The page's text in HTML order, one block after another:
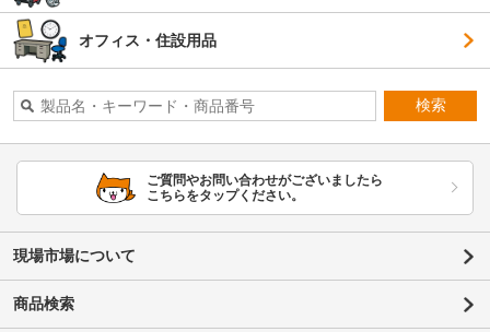
オフィス・住設用品
検索
ご質問やお問い合わせがございましたら
こちらをタップください。
現場市場について
商品検索